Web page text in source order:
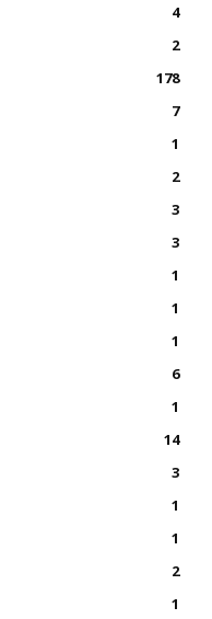
4
2
178
7
1
2
3
3
1
1
1
6
1
14
3
1
1
2
1